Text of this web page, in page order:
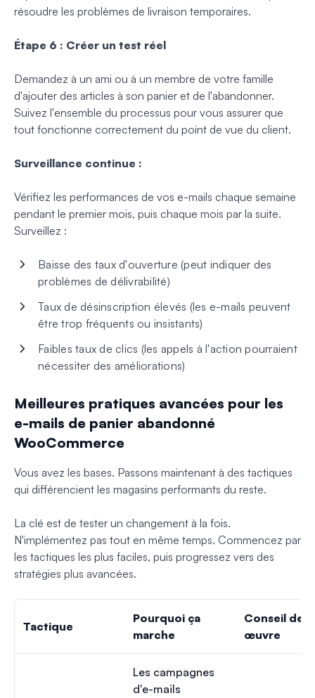
résoudre les problèmes de livraison temporaires.
Étape 6 : Créer un test réel
Demandez à un ami ou à un membre de votre famille
d'ajouter des articles à son panier et de l'abandonner.
Suivez l'ensemble du processus pour vous assurer que
tout fonctionne correctement du point de vue du client.
Surveillance continue :
Vérifiez les performances de vos e-mails chaque semaine
pendant le premier mois, puis chaque mois par la suite.
Surveillez :
Baisse des taux d'ouverture (peut indiquer des
problèmes de délivrabilité)
Taux de désinscription élevés (les e-mails peuvent
être trop fréquents ou insistants)
Faibles taux de clics (les appels à l'action pourraient
nécessiter des améliorations)
Meilleures pratiques avancées pour les
e-mails de panier abandonné
WooCommerce
Vous avez les bases. Passons maintenant à des tactiques
qui différencient les magasins performants du reste.
La clé est de tester un changement à la fois.
N'implémentez pas tout en même temps. Commencez par
les tactiques les plus faciles, puis progressez vers des
stratégies plus avancées.
Tactique
Pourquoi ça
marche
Conseil de
œuvre
Les campagnes
d'e-mails